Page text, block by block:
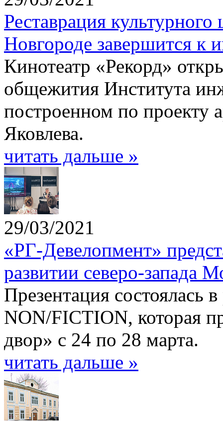
Реставрация
Новгороде завершится к
Кинотеатр «Рекорд»
общежития Института
построенном по проекту
Яковлева.
читать дальше »
29/03/2021
«РГ-Девелопмент»
развитии северо-запада
Презентация состоялась
NON/FICTION, которая
двор» с 24 по 28 марта.
читать дальше »